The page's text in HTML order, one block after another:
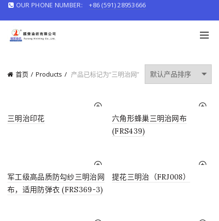
OUR PHONE NUMBER: +86 (591) 28953666
首页 Products 产品已标记为“三明治网”
三明治印花
六角形蜂巢三明治网布
(FRS439)
军工级高品质防勾纱三明治网
布，适用防弹衣 (FRS369-3)
提花三明治（FRJ008）